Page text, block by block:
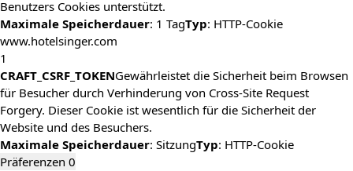
Benutzers Cookies unterstützt.
Maximale Speicherdauer: 1 TagTyp: HTTP-Cookie
www.hotelsinger.com
1
CRAFT_CSRF_TOKENGewährleistet die Sicherheit beim Browsen
für Besucher durch Verhinderung von Cross-Site Request
Forgery. Dieser Cookie ist wesentlich für die Sicherheit der
Website und des Besuchers.
Maximale Speicherdauer: SitzungTyp: HTTP-Cookie
Präferenzen 0